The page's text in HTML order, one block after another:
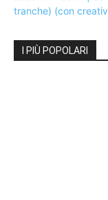
I PIÙ POPOLARI